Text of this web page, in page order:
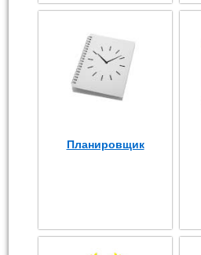
Планировщик